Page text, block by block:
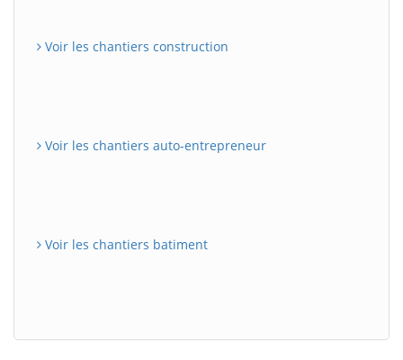
Voir les chantiers construction
Voir les chantiers auto-entrepreneur
Voir les chantiers batiment